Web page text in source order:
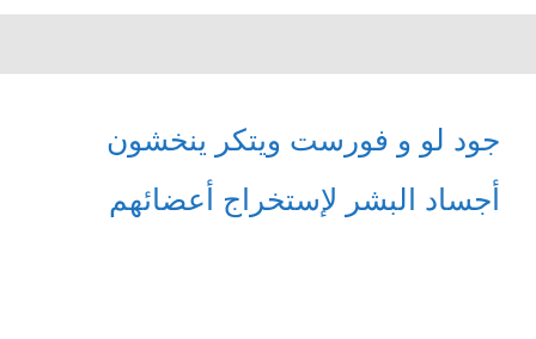
جود لو و فورست ويتكر ينخشون
أجساد البشر لإستخراج أعضائهم